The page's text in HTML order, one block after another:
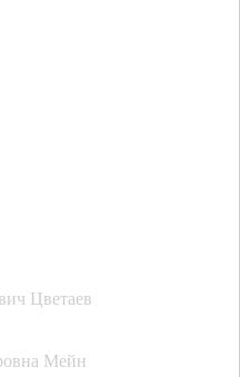
Цветаев
Мейн